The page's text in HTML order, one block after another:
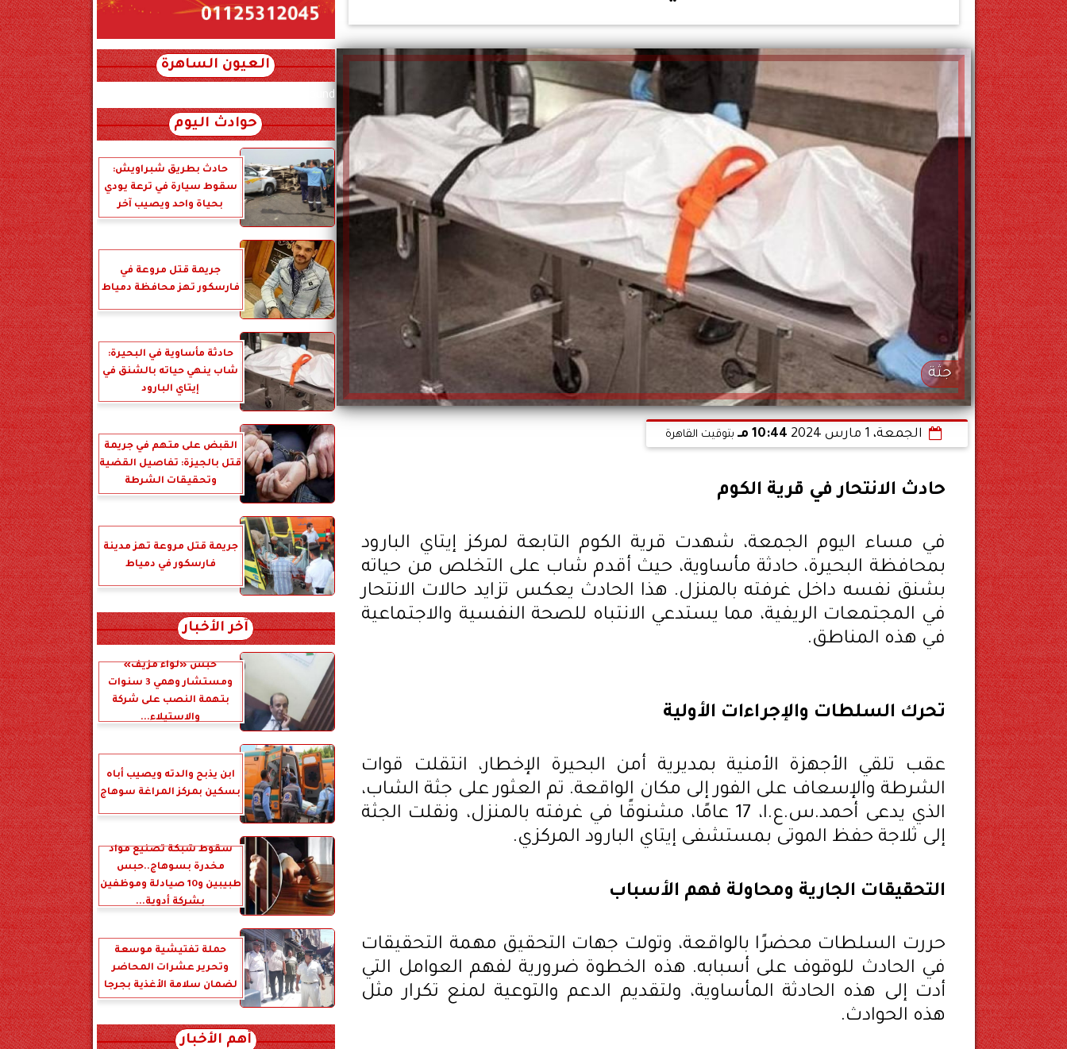
جثة
الجمعة، 1 مارس 2024 10:44 مـ بتوقيت القاهرة
حادث الانتحار في قرية الكوم
في مساء اليوم الجمعة، شهدت قرية الكوم التابعة لمركز إيتاي البارود
بمحافظة البحيرة، حادثة مأساوية، حيث أقدم شاب على التخلص من حياته
بشنق نفسه داخل غرفته بالمنزل. هذا الحادث يعكس تزايد حالات الانتحار
في المجتمعات الريفية، مما يستدعي الانتباه للصحة النفسية والاجتماعية
في هذه المناطق.
تحرك السلطات والإجراءات الأولية
عقب تلقي الأجهزة الأمنية بمديرية أمن البحيرة الإخطار، انتقلت قوات
الشرطة والإسعاف على الفور إلى مكان الواقعة. تم العثور على جثة الشاب،
الذي يدعى أحمد.س.ع.ا، 17 عامًا، مشنوقًا في غرفته بالمنزل، ونقلت الجثة
إلى ثلاجة حفظ الموتى بمستشفى إيتاي البارود المركزي.
التحقيقات الجارية ومحاولة فهم الأسباب
حررت السلطات محضرًا بالواقعة، وتولت جهات التحقيق مهمة التحقيقات
في الحادث للوقوف على أسبابه. هذه الخطوة ضرورية لفهم العوامل التي
أدت إلى هذه الحادثة المأساوية، ولتقديم الدعم والتوعية لمنع تكرار مثل
هذه الحوادث.
العيون الساهرة
xml_json/rss/~12.xml x0n not found
حوادث اليوم
حادث بطريق شبراويش:
سقوط سيارة في ترعة يودي
بحياة واحد ويصيب آخر
جريمة قتل مروعة في
فارسكور تهز محافظة دمياط
حادثة مأساوية في البحيرة:
شاب ينهي حياته بالشنق في
إيتاي البارود
القبض على متهم في جريمة
قتل بالجيزة: تفاصيل القضية
وتحقيقات الشرطة
جريمة قتل مروعة تهز مدينة
فارسكور في دمياط
آخر الأخبار
حبس «لواء مزيف»
ومستشار وهمي 3 سنوات
بتهمة النصب على شركة
والاستيلاء...
ابن يذبح والدته ويصيب أباه
بسكين بمركز المراغة سوهاج
سقوط شبكة تصنيع مواد
مخدرة بسوهاج..حبس
طبيبين و10 صيادلة وموظفين
بشركة أدوية...
حملة تفتيشية موسعة
وتحرير عشرات المحاضر
لضمان سلامة الأغذية بجرجا
أهم الأخبار